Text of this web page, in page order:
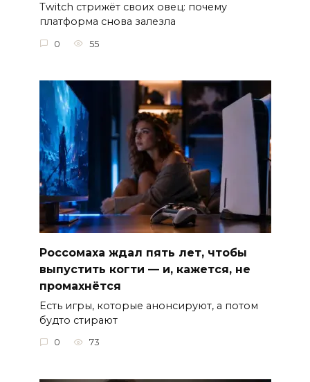
Twitch стрижёт своих овец: почему
платформа снова залезла
0 55
Россомаха ждал пять лет, чтобы
выпустить когти — и, кажется, не
промахнётся
Есть игры, которые анонсируют, а потом
будто стирают
0 73